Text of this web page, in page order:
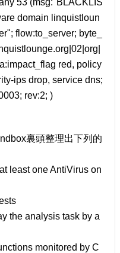
domain linquistloun
flow:to_server; byte_
red, policy
ips drop, service dns;
rev:2; )
裏頭整理出下列的
least one AntiVirus on
the analysis task by a
monitored by C